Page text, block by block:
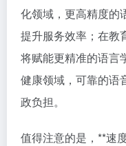
化领域，更高精度的
提升服务效率；在教
将赋能更精准的语言
健康领域，可靠的语
政负担。
值得注意的是，**速